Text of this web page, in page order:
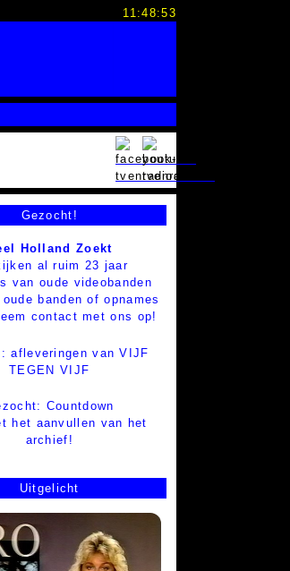
11:48:54
Gezocht!
Holland Zoekt
al ruim 23 jaar
van oude videobanden
banden of opnames
contact met ons op!
afleveringen van VIJF
TEGEN VIJF
Countdown
het aanvullen van het
archief!
Uitgelicht